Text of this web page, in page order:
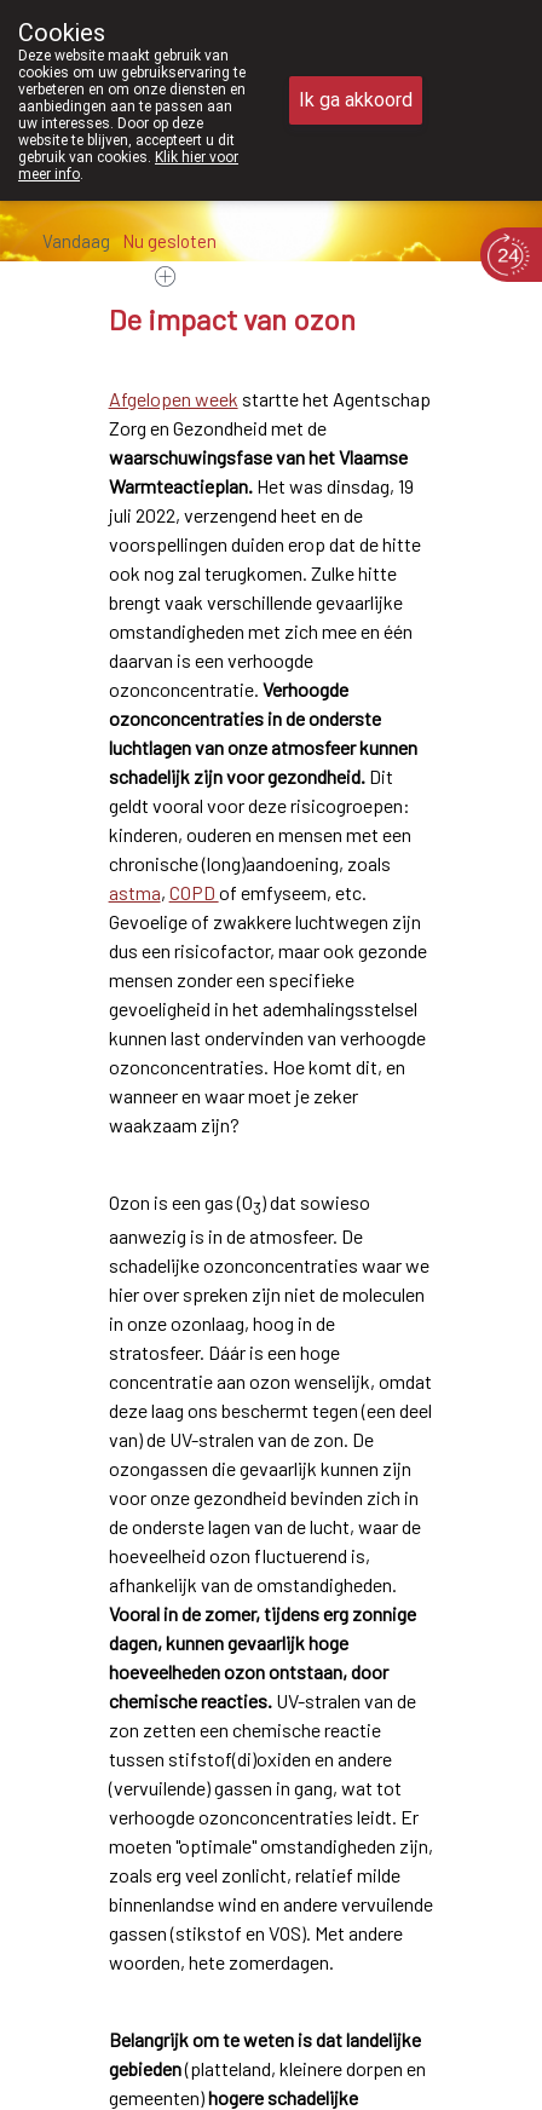
011/610300
Vandaag Nu gesloten
De impact van ozon
Afgelopen week startte het Agentschap
Zorg en Gezondheid met de
waarschuwingsfase van het Vlaamse
Warmteactieplan.Het was dinsdag, 19
juli 2022, verzengend heet en de
voorspellingen duiden erop dat de hitte
ook nog zal terugkomen. Zulke hitte
brengt vaak verschillende gevaarlijke
omstandigheden met zich mee en één
daarvan is een verhoogde
ozonconcentratie. Verhoogde
ozonconcentraties in de onderste
luchtlagen van onze atmosfeer kunnen
schadelijk zijn voor gezondheid.Dit
geldt vooral voor deze risicogroepen:
kinderen, ouderen en mensen met een
chronische (long)aandoening, zoals
astma, COPD of emfyseem, etc.
Gevoelige of zwakkere luchtwegen zijn
dus een risicofactor, maar ook gezonde
mensen zonder een specifieke
gevoeligheid in het ademhalingsstelsel
kunnen last ondervinden van verhoogde
ozonconcentraties. Hoe komt dit, en
wanneer en waar moet je zeker
waakzaam zijn?
Ozon is een gas (O3) dat sowieso
aanwezig is in de atmosfeer. De
schadelijke ozonconcentraties waar we
hier over spreken zijn niet de moleculen
in onze ozonlaag, hoog in de
stratosfeer. Dáár is een hoge
concentratie aan ozon wenselijk, omdat
deze laag ons beschermt tegen (een deel
van) de UV-stralen van de zon. De
ozongassen die gevaarlijk kunnen zijn
voor onze gezondheid bevinden zich in
de onderste lagen van de lucht, waar de
hoeveelheid ozon fluctuerend is,
afhankelijk van de omstandigheden.
Vooral in de zomer, tijdens erg zonnige
dagen, kunnen gevaarlijk hoge
hoeveelheden ozon ontstaan, door
chemische reacties. UV-stralen van de
zon zetten een chemische reactie
tussen stifstof(di)oxiden en andere
(vervuilende) gassen in gang, wat tot
verhoogde ozonconcentraties leidt. Er
moeten "optimale" omstandigheden zijn,
zoals erg veel zonlicht, relatief milde
binnenlandse wind en andere vervuilende
gassen (stikstof en VOS). Met andere
woorden, hete zomerdagen.
Belangrijk om te weten is dat landelijke
gebieden(platteland, kleinere dorpen en
gemeenten)hogere schadelijke
Cookies
Deze website maakt gebruik van
cookies om uw gebruikservaring te
verbeteren en om onze diensten en
aanbiedingen aan te passen aan
uw interesses. Door op deze
website te blijven, accepteert u dit
gebruik van cookies. Klik hier voor
meer info.
Ik ga akkoord